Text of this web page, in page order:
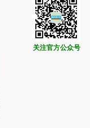
关注官方公众号